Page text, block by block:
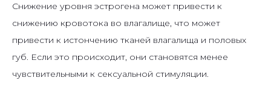
Снижение уровня эстрогена может привести к
снижению кровотока во влагалище, что может
привести к истончению тканей влагалища и половых
губ. Если это происходит, они становятся менее
чувствительными к сексуальной стимуляции.